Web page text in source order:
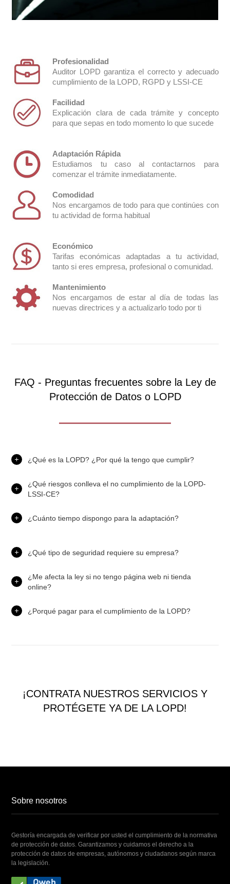
Profesionalidad
Auditor LOPD garantiza el correcto y adecuado
cumplimiento de la LOPD, RGPD y LSSI-CE
Facilidad
Explicación clara de cada trámite y concepto
para que sepas en todo momento lo que sucede
Adaptación Rápida
Estudiamos tu caso al contactarnos para
comenzar el trámite inmediatamente.
Comodidad
Nos encargamos de todo para que continúes con
tu actividad de forma habitual
Económico
Tarifas económicas adaptadas a tu actividad,
tanto si eres empresa, profesional o comunidad.
Mantenimiento
Nos encargamos de estar al día de todas las
nuevas directrices y a actualizarlo todo por ti
FAQ - Preguntas frecuentes sobre la Ley de
Protección de Datos o LOPD
¿Qué es la LOPD? ¿Por qué la tengo que cumplir?
¿Qué riesgos conlleva el no cumplimiento de la LOPD-
LSSI-CE?
¿Cuánto tiempo dispongo para la adaptación?
¿Qué tipo de seguridad requiere su empresa?
¿Me afecta la ley si no tengo página web ni tienda
online?
¿Porqué pagar para el cumplimiento de la LOPD?
¡CONTRATA NUESTROS SERVICIOS Y
PROTÉGETE YA DE LA LOPD!
Sobre nosotros
Gestoría encargada de verificar por usted el cumplimiento de la normativa
de protección de datos. Garantizamos y cuidamos el derecho a la
protección de datos de empresas, autónomos y ciudadanos según marca
la legislación.